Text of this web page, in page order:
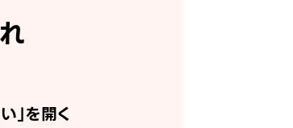
」を開く